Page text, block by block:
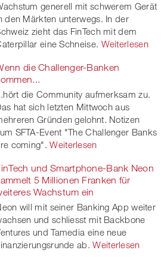
generell mit schwerem Gerät
den Märkten unterwegs. In der
zieht das FinTech mit dem
eine Schneise. Weiterlesen
die Challenger-Banken
die Community aufmerksam zu.
hat sich letzten Mittwoch aus
Gründen gelohnt. Notizen
SFTA-Event "The Challenger Banks
coming". Weiterlesen
und Smartphone-Bank Neon
5 Millionen Franken für
Wachstum ein
will mit seiner Banking App weiter
und schliesst mit Backbone
und Tamedia eine neue
ab. Weiterlesen